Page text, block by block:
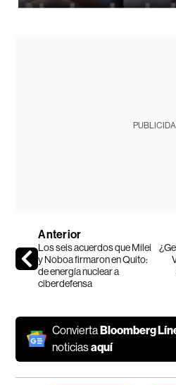
Anterior
Los seis acuerdos que Milei
y Noboa firmaron en Quito:
de energía nuclear a
ciberdefensa
ConviertaBloomberg
noticiasaquí